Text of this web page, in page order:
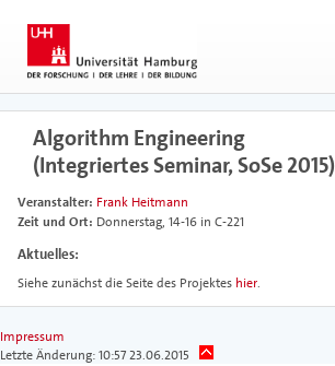
Algorithm Engineering
(Integriertes Seminar, SoSe 2015)
Veranstalter: Frank Heitmann
Zeit und Ort: Donnerstag, 14-16 in C-221
Aktuelles:
Siehe zunächst die Seite des Projektes hier.
Impressum
Letzte Änderung: 10:57 23.06.2015